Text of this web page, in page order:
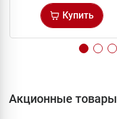
Купить
Акционные товары